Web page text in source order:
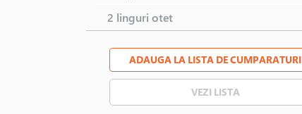
2 linguri otet
ADAUGA LA LISTA DE CUMPARATURI
VEZI LISTA